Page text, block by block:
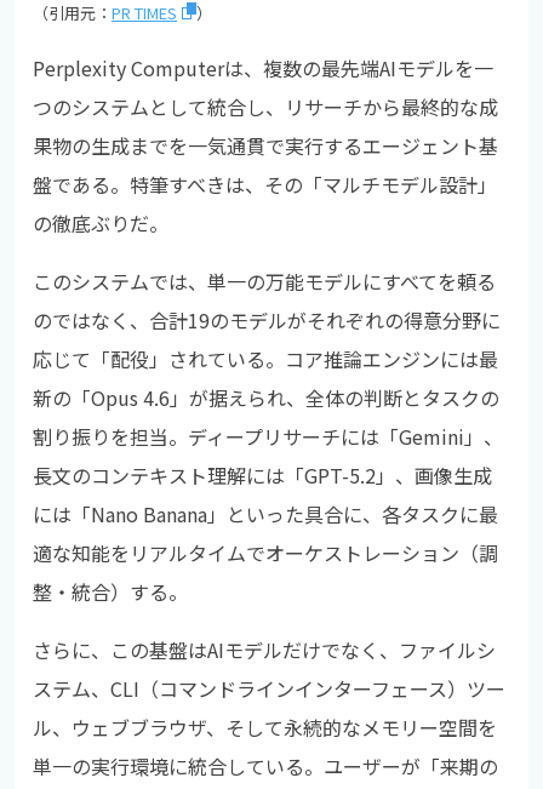
（引用元： PR TIMES ）
Perplexity Computerは、複数の最先端AIモデルを一
つのシステムとして統合し、リサーチから最終的な成
果物の生成までを一気通貫で実行するエージェント基
盤である。特筆すべきは、その「マルチモデル設計」
の徹底ぶりだ。
このシステムでは、単一の万能モデルにすべてを頼る
のではなく、合計19のモデルがそれぞれの得意分野に
応じて「配役」されている。コア推論エンジンには最
新の「Opus 4.6」が据えられ、全体の判断とタスクの
割り振りを担当。ディープリサーチには「Gemini」、
長文のコンテキスト理解には「GPT-5.2」、画像生成
には「Nano Banana」といった具合に、各タスクに最
適な知能をリアルタイムでオーケストレーション（調
整・統合）する。
さらに、この基盤はAIモデルだけでなく、ファイルシ
ステム、CLI（コマンドラインインターフェース）ツー
ル、ウェブブラウザ、そして永続的なメモリー空間を
単一の実行環境に統合している。ユーザーが「来期の